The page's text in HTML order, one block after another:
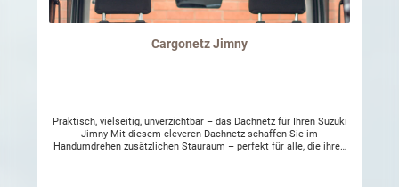
Cargonetz Jimny
Praktisch, vielseitig, unverzichtbar – das Dachnetz für Ihren Suzuki
Jimny Mit diesem cleveren Dachnetz schaffen Sie im
Handumdrehen zusätzlichen Stauraum – perfekt für alle, die ihren